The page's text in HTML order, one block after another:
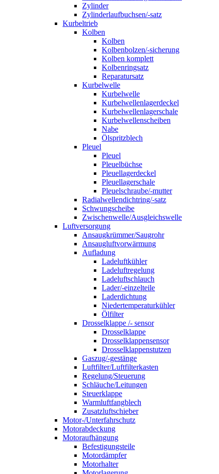
Zylinder
Zylinderlaufbuchsen/-satz
Kurbeltrieb
Kolben
Kolben
Kolbenbolzen/-sicherung
Kolben komplett
Kolbenringsatz
Reparatursatz
Kurbelwelle
Kurbelwelle
Kurbelwellenlagerdeckel
Kurbelwellenlagerschale
Kurbelwellenscheiben
Nabe
Ölspritzblech
Pleuel
Pleuel
Pleuelbüchse
Pleuellagerdeckel
Pleuellagerschale
Pleuelschraube/-mutter
Radialwellendichtring/-satz
Schwungscheibe
Zwischenwelle/Ausgleichswelle
Luftversorgung
Ansaugkrümmer/Saugrohr
Ansaugluftvorwärmung
Aufladung
Ladeluftkühler
Ladeluftregelung
Ladeluftschlauch
Lader/-einzelteile
Laderdichtung
Niedertemperaturkühler
Ölfilter
Drosselklappe /- sensor
Drosselklappe
Drosselklappensensor
Drosselklappenstutzen
Gaszug/-gestänge
Luftfilter/Luftfilterkasten
Regelung/Steuerung
Schläuche/Leitungen
Steuerklappe
Warmluftfangblech
Zusatzluftschieber
Motor-/Unterfahrschutz
Motorabdeckung
Motoraufhängung
Befestigungsteile
Motordämpfer
Motorhalter